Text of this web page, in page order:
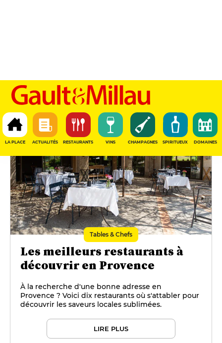
LA PLACE ACTUALITÉS RESTAURANTS VINS CHAMPAGNES SPIRITUEUX DOMAINES
Gault & Millau —
ACTUALITÉS
Tables & Chefs
Tables & Chefs
Les meilleurs restaurants à
découvrir en Provence
À la recherche d'une bonne adresse en
Provence ? Voici dix restaurants où s'attabler pour
découvrir les saveurs locales sublimées.
LIRE PLUS